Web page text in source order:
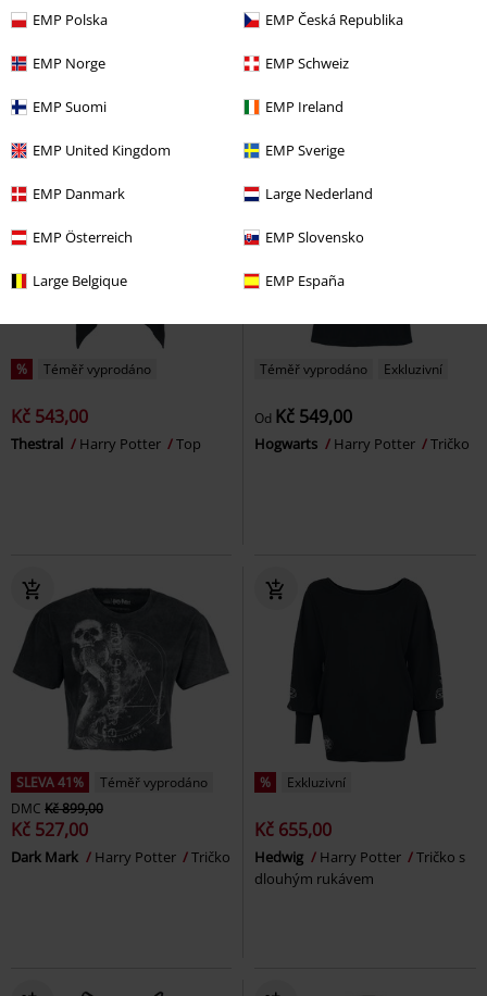
EMP Polska EMP Česká Republika
EMP Norge EMP Schweiz
EMP Suomi EMP Ireland
EMP United Kingdom EMP Sverige
EMP Danmark Large Nederland
EMP Österreich EMP Slovensko
Large Belgique EMP España
Hogwarts Letter
Tričko
Morsmordre - Death Eater
Harry Potter
% Téměř vyprodáno
Kč 543,00
Thestral Harry Potter Top
Téměř vyprodáno Exkluzivní
Od Kč 549,00
Hogwarts Harry Potter Tričko
SLEVA 41%
Téměř vyprodáno
DMC Kč 899,00
Kč 527,00
Dark Mark Harry Potter Tričko
% Exkluzivní
Kč 655,00
Hedwig Harry Potter
Tričko s
dlouhým rukávem